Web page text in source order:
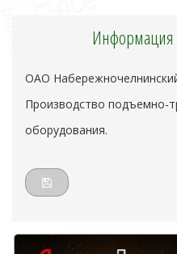
Информация
ОАО
Производство подъемно-
оборудования.